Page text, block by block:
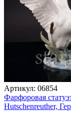
Артикул: 06854
Фарфоровая
Hutschenreuther,